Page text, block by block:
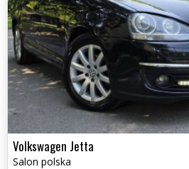
Volkswagen Jetta
Salon polska